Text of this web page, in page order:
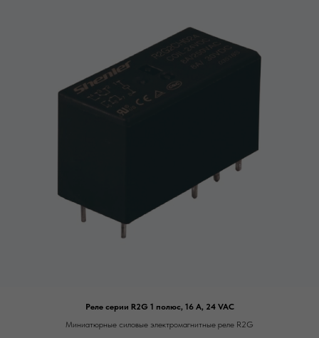
Реле серии R2G 1 полюс, 16 А, 24 VAC
Миниатюрные силовые электромагнитные реле R2G